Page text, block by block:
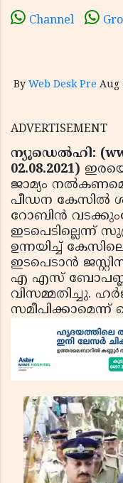
Channel
By Web Desk Pre Aug
ADVERTISEMENT
ന്യൂഡെല്‍ഹി:
02.08.2021)
ജാമ്യം
പീഡന കേസില്‍
റോബിന്‍
ഇടപെടില്ലെന്ന്
ഉന്നയിച്ച്
ഇടപെടാന്‍
എ എസ്
വിസമ്മതിച്ചു.